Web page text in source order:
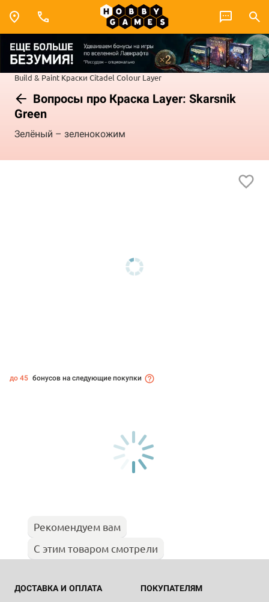
Build & Paint Краски Citadel Colour Layer
Вопросы про Краска Layer: Skarsnik
Green
Зелёный – зеленокожим
до 45 бонусов на следующие покупки
Рекомендуем вам
С этим товаром смотрели
ДОСТАВКА И ОПЛАТА ПОКУПАТЕЛЯМ